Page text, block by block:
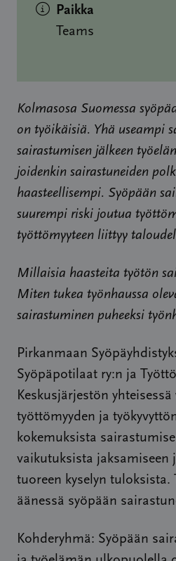
Paikka
Teams
Kolmasosa Suomessa
on työikäisiä. Yhä useampi
sairastumisen jälkeen
joidenkin sairastuneiden
haasteellisempi. Syöpään
suurempi riski joutua
työttömyyteen liittyy
Millaisia haasteita työtön
Miten tukea työnhaussa
sairastuminen puheeksi
Pirkanmaan
Syöpäpotilaat ry:n ja
Keskusjärjestön
työttömyyden ja
kokemuksista
vaikutuksista jaksamiseen
tuoreen kyselyn tuloksista.
äänessä syöpään
Kohderyhmä: Syöpään